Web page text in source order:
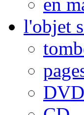
en
l'objet
DVD